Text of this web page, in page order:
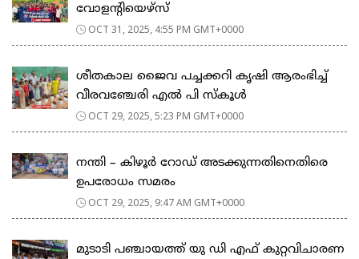
വോളന്റിയെഴ്‌സ്
OCT 31, 2025, 4:55 PM GMT+0000
ശീതകാല ജൈവ പച്ചക്കറി കൃഷി ആരംഭിച്ച്
വീരവഞ്ചേരി എൽ പി സ്കൂൾ
OCT 29, 2025, 5:23 PM GMT+0000
നന്തി – കിഴൂർ റോഡ് അടക്കുന്നതിനെതിരെ
ഉപരോധം സമരം
OCT 29, 2025, 9:47 AM GMT+0000
മുടാടി പഞ്ചായത്ത് യു ഡി എഫ് കുറ്റവിചാരണ